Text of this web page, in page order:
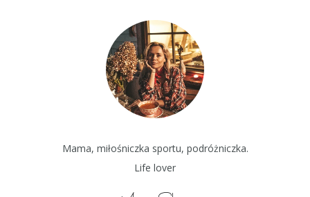
Mama, miłośniczka sportu, podróżniczka.
Life lover